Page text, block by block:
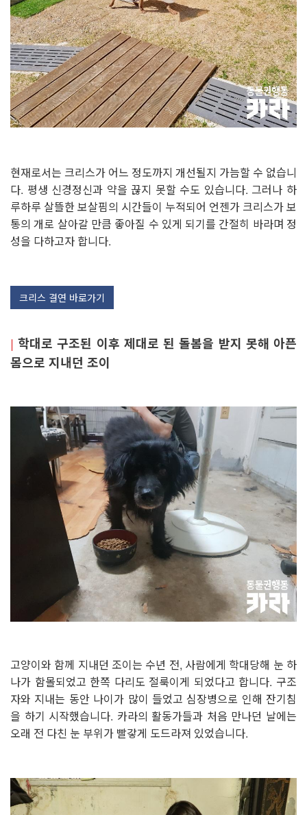
현재로서는 크리스가 어느 정도까지 개선될지 가늠할 수 없습니
다. 평생 신경정신과 약을 끊지 못할 수도 있습니다. 그러나 하
루하루 살뜰한 보살핌의 시간들이 누적되어 언젠가 크리스가 보
통의 개로 살아갈 만큼 좋아질 수 있게 되기를 간절히 바라며 정
성을 다하고자 합니다.
크리스 결연 바로가기
|학대로 구조된 이후 제대로 된 돌봄을 받지 못해 아픈
몸으로 지내던 조이
고양이와 함께 지내던 조이는 수년 전, 사람에게 학대당해 눈 하
나가 함몰되었고 한쪽 다리도 절룩이게 되었다고 합니다. 구조
자와 지내는 동안 나이가 많이 들었고 심장병으로 인해 잔기침
을 하기 시작했습니다. 카라의 활동가들과 처음 만나던 날에는
오래 전 다친 눈 부위가 빨갛게 도드라져 있었습니다.